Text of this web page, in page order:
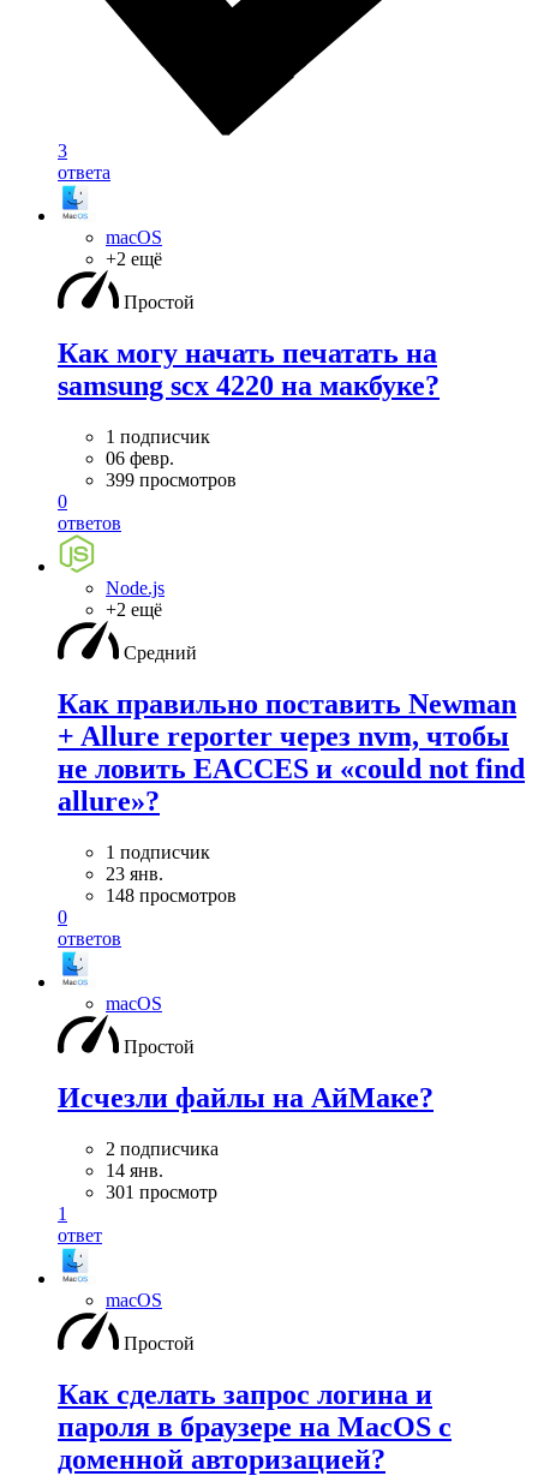
3
ответа
macOS
+2 ещё
Простой
Как могу начать печатать на
samsung scx 4220 на макбуке?
1 подписчик
06 февр.
399 просмотров
0
ответов
Node.js
+2 ещё
Средний
Как правильно поставить Newman
+ Allure reporter через nvm, чтобы
не ловить EACCES и «could not find
allure»?
1 подписчик
23 янв.
148 просмотров
0
ответов
macOS
Простой
Исчезли файлы на АйМаке?
2 подписчика
14 янв.
301 просмотр
1
ответ
macOS
Простой
Как сделать запрос логина и
пароля в браузере на MacOS с
доменной авторизацией?